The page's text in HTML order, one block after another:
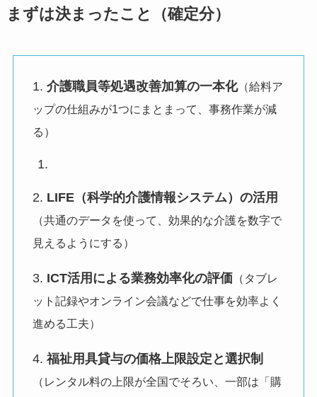
まずは決まったこと（確定分）
1. 介護職員等処遇改善加算の一本化（給料ア
ップの仕組みが1つにまとまって、事務作業が減
る）
2. LIFE（科学的介護情報システム）の活用
（共通のデータを使って、効果的な介護を数字で
見えるようにする）
3. ICT活用による業務効率化の評価（タブレ
ット記録やオンライン会議などで仕事を効率よく
進める工夫）
4. 福祉用具貸与の価格上限設定と選択制
（レンタル料の上限が全国でそろい、一部は「購